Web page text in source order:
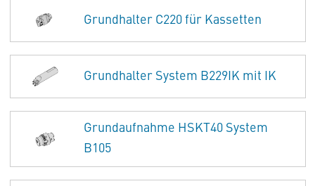
Grundhalter C220 für Kassetten
Grundhalter System B229IK mit IK
Grundaufnahme HSKT40 System
B105